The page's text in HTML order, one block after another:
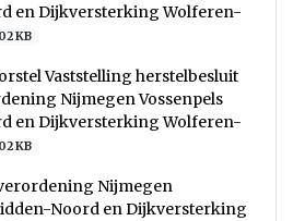
en Dijkversterking Wolferen-
KB
Vaststelling herstelbesluit
Nijmegen Vossenpels
en Dijkversterking Wolferen-
KB
Nijmegen
Noord en Dijkversterking